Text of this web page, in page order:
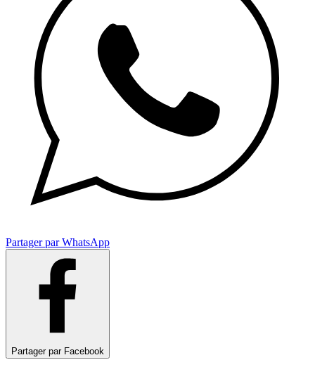
Partager par WhatsApp
Partager par Facebook